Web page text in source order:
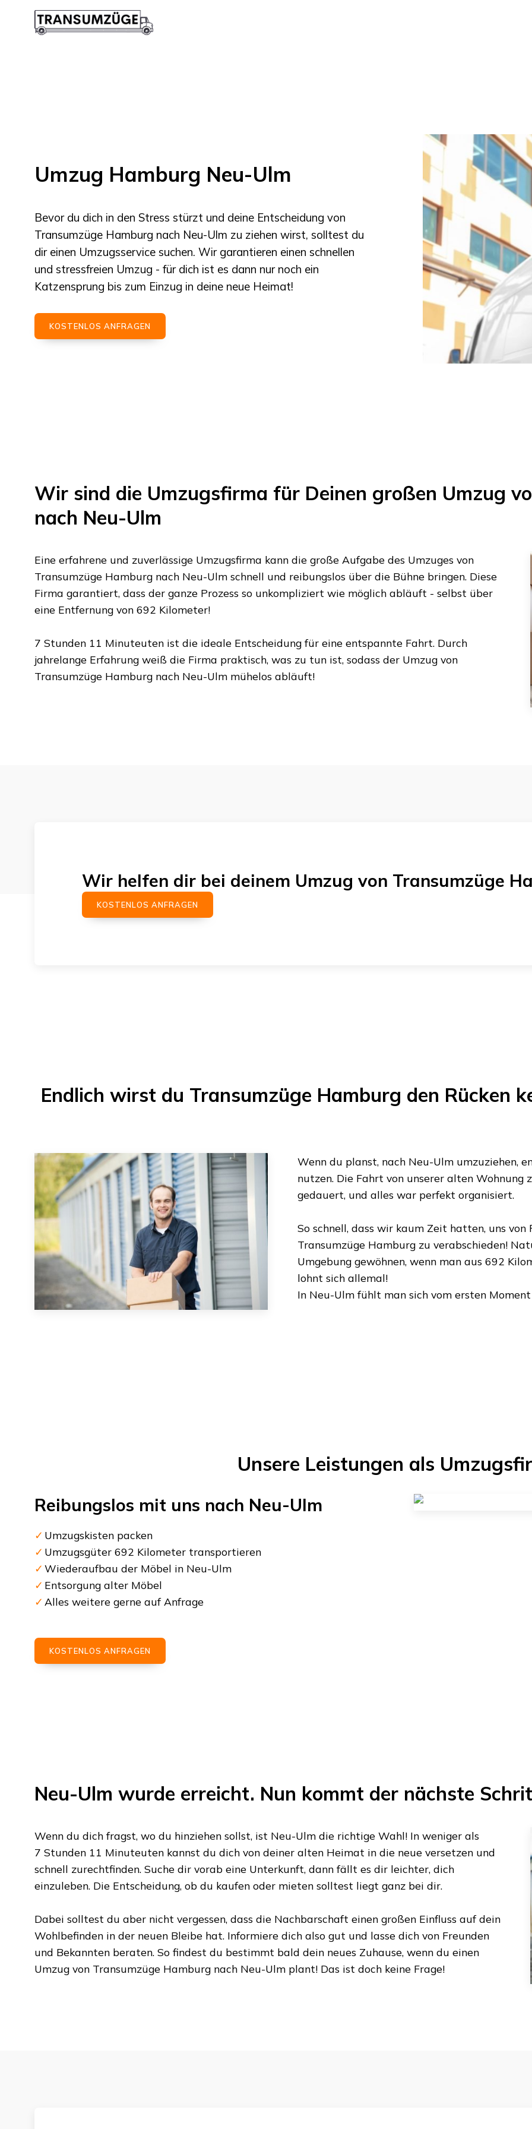
Umzug Hamburg Neu-Ulm
Bevor du dich in den Stress stürzt und deine Entscheidung von
Transumzüge Hamburg nach Neu-Ulm zu ziehen wirst, solltest du
dir einen Umzugsservice suchen. Wir garantieren einen schnellen
und stressfreien Umzug - für dich ist es dann nur noch ein
Katzensprung bis zum Einzug in deine neue Heimat!
KOSTENLOS ANFRAGEN
Wir sind die Umzugsfirma für Deinen großen Umzug
nach Neu-Ulm
Eine erfahrene und zuverlässige Umzugsfirma kann die große Aufgabe des Umzuges von
Transumzüge Hamburgnach Neu-Ulmschnell und reibungslos über die Bühne bringen. Diese
Firma garantiert, dass der ganze Prozess so unkompliziert wie möglich abläuft - selbst über
eine Entfernung von 692 Kilometer!
7 Stunden 11 Minuteutenist die ideale Entscheidung für eine entspannte Fahrt. Durch
jahrelange Erfahrung weiß die Firma praktisch, was zu tun ist, sodass der Umzug von
Transumzüge Hamburgnach Neu-Ulmmühelos abläuft!
Wir helfen dir bei deinem Umzug von Transumzüge
KOSTENLOS ANFRAGEN
Endlich wirst du Transumzüge Hamburg den Rücken
Wenn du planst, nach Neu-Ulmumzuziehen,
nutzen. Die Fahrt von unserer alten Wohnung
gedauert, und alles war perfekt organisiert.
So schnell, dass wir kaum Zeit hatten, uns von
Transumzüge Hamburgzu verabschieden!
Umgebung gewöhnen, wenn man aus 692
lohnt sich allemal!
In Neu-Ulmfühlt man sich vom ersten Moment
Unsere Leistungen als
Reibungslos mit uns nach Neu-Ulm
Umzugskisten packen
Umzugsgüter 692 Kilometer transportieren
Wiederaufbau der Möbel in Neu-Ulm
Entsorgung alter Möbel
Alles weitere gerne auf Anfrage
KOSTENLOS ANFRAGEN
Neu-Ulm wurde erreicht. Nun kommt der nächste
Wenn du dich fragst, wo du hinziehen sollst, ist Neu-Ulmdie richtige Wahl! In weniger als
7 Stunden 11 Minuteutenkannst du dich von deiner alten Heimat in die neue versetzen und
schnell zurechtfinden. Suche dir vorab eine Unterkunft, dann fällt es dir leichter, dich
einzuleben. Die Entscheidung, ob du kaufen oder mieten solltest liegt ganz bei dir.
Dabei solltest du aber nicht vergessen, dass die Nachbarschaft einen großen Einfluss auf dein
Wohlbefinden in der neuen Bleibe hat. Informiere dich also gut und lasse dich von Freunden
und Bekannten beraten. So findest du bestimmt bald dein neues Zuhause, wenn du einen
Umzug von Transumzüge Hamburgnach Neu-Ulmplant! Das ist doch keine Frage!